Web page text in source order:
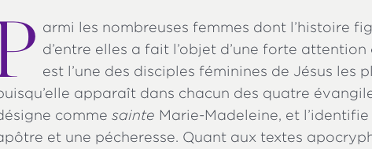
armi les nombreuses femmes dont l’histoire
d’entre elles a fait l’objet d’une forte
est l’une des disciples féminines de Jésus les
apparaît dans chacun des quatre
commesainte Marie-Madeleine, et
et une pécheresse. Quant aux textes